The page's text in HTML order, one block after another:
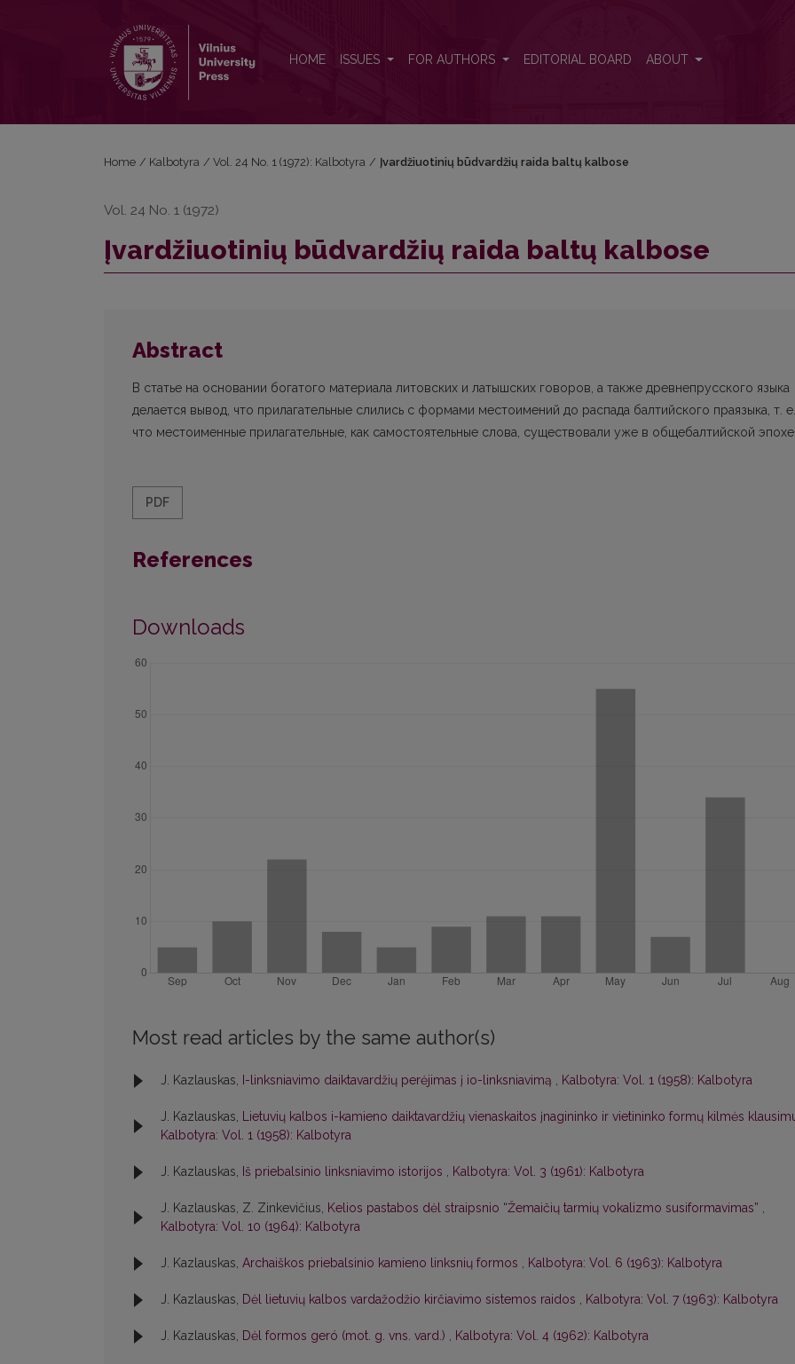
HOME ISSUES FOR AUTHORS EDITORIAL BOARD ABOUT
Home / Kalbotyra / Vol. 24 No. 1 (1972): Kalbotyra / Įvardžiuotinių būdvardžių raida baltų kalbose
Vol. 24 No. 1 (1972)
Įvardžiuotinių būdvardžių raida baltų kalbose
Abstract
В статье на основании богатого материала литовских и латышских говоров, а также древнепрусского языка
делается вывод, что прилагательные слились с формами местоимений до распада балтийского праязыка, т. е.
что местоименные прилагательные, как самостоятельные слова, существовали уже в общебалтийской
PDF
References
Downloads
Most read articles by the same author(s)
J. Kazlauskas, I-linksniavimo daiktavardžių perėjimas į io-linksniavimą , Kalbotyra: Vol. 1 (1958): Kalbotyra
J. Kazlauskas, Lietuvių kalbos i-kamieno daiktavardžių vienaskaitos įnagininko ir vietininko formų kilmės
Kalbotyra: Vol. 1 (1958): Kalbotyra
J. Kazlauskas, Iš priebalsinio linksniavimo istorijos , Kalbotyra: Vol. 3 (1961): Kalbotyra
J. Kazlauskas, Z. Zinkevičius, Kelios pastabos dėl straipsnio “Žemaičių tarmių vokalizmo susiformavimas” ,
Kalbotyra: Vol. 10 (1964): Kalbotyra
J. Kazlauskas, Archaiškos priebalsinio kamieno linksnių formos , Kalbotyra: Vol. 6 (1963): Kalbotyra
J. Kazlauskas, Dėl lietuvių kalbos vardažodžio kirčiavimo sistemos raidos , Kalbotyra: Vol. 7 (1963): Kalbotyra
J. Kazlauskas, Dėl formos geró (mot. g. vns. vard.) , Kalbotyra: Vol. 4 (1962): Kalbotyra